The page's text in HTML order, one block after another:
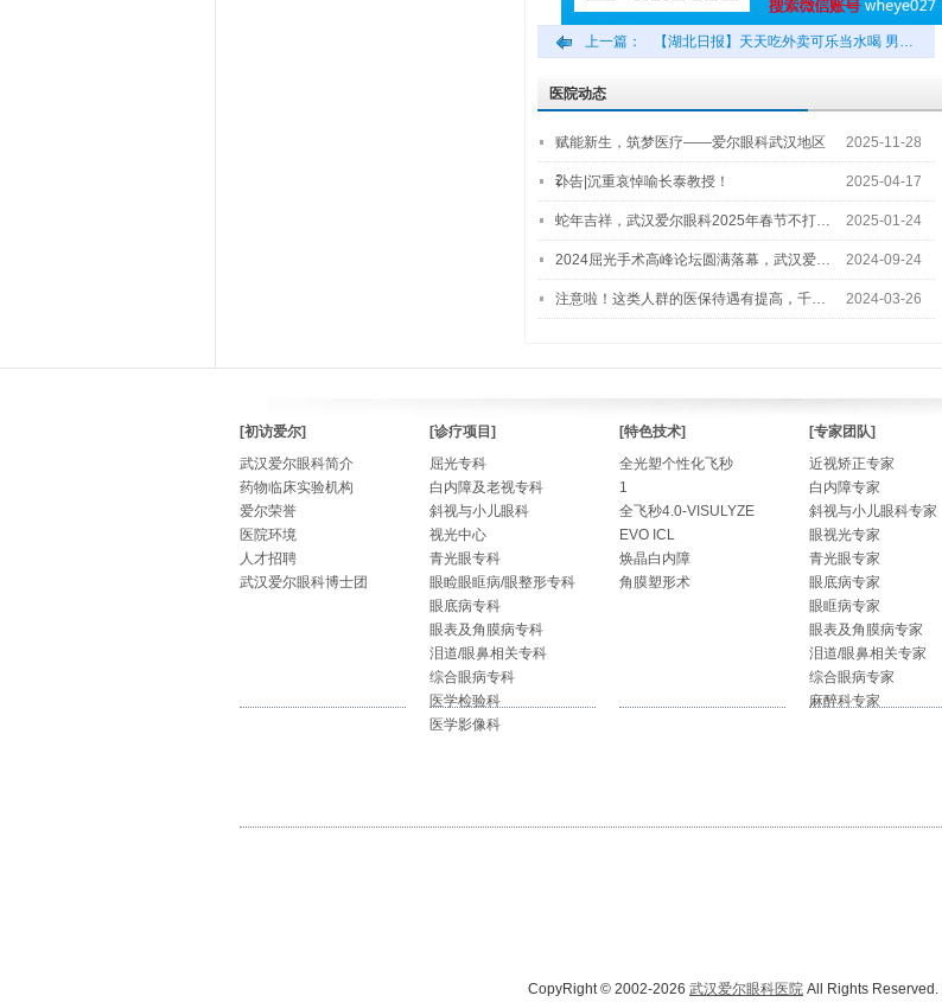
上一篇： 【湖北日报】天天吃外卖可乐当水喝 男…
医院动态
赋能新生，筑梦医疗——爱尔眼科武汉地区
2…
2025-11-28
讣告|沉重哀悼喻长泰教授！ 2025-04-17
蛇年吉祥，武汉爱尔眼科2025年春节不打… 2025-01-24
2024屈光手术高峰论坛圆满落幕，武汉爱… 2024-09-24
注意啦！这类人群的医保待遇有提高，千… 2024-03-26
[初访爱尔]
武汉爱尔眼科简介
药物临床实验机构
爱尔荣誉
医院环境
人才招聘
武汉爱尔眼科博士团
[诊疗项目]
屈光专科
白内障及老视专科
斜视与小儿眼科
视光中心
青光眼专科
眼睑眼眶病/眼整形专科
眼底病专科
眼表及角膜病专科
泪道/眼鼻相关专科
综合眼病专科
医学检验科
医学影像科
[特色技术]
全光塑个性化飞秒
1
全飞秒4.0-VISULYZE
EVO ICL
焕晶白内障
角膜塑形术
[专家团队]
近视矫正专家
白内障专家
斜视与小儿眼科专家
眼视光专家
青光眼专家
眼底病专家
眼眶病专家
眼表及角膜病专家
泪道/眼鼻相关专家
综合眼病专家
麻醉科专家
CopyRight © 2002-2026 武汉爱尔眼科医院 All Rights Reserved.